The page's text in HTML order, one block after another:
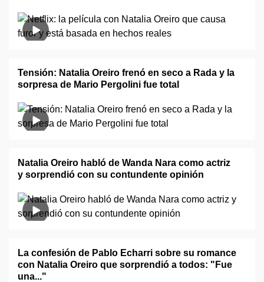
Tensión: Natalia Oreiro frenó en seco a Rada y la
sorpresa de Mario Pergolini fue total
Natalia Oreiro habló de Wanda Nara como actriz
y sorprendió con su contundente opinión
La confesión de Pablo Echarri sobre su romance
con Natalia Oreiro que sorprendió a todos: "Fue
una..."